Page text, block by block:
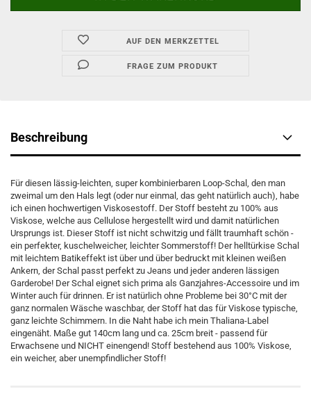
AUF DEN MERKZETTEL
FRAGE ZUM PRODUKT
Beschreibung
Für diesen lässig-leichten, super kombinierbaren Loop-Schal, den man
zweimal um den Hals legt (oder nur einmal, das geht natürlich auch), habe
ich einen hochwertigen Viskosestoff. Der Stoff besteht zu 100% aus
Viskose, welche aus Cellulose hergestellt wird und damit natürlichen
Ursprungs ist. Dieser Stoff ist nicht schwitzig und fällt traumhaft schön -
ein perfekter, kuschelweicher, leichter Sommerstoff! Der helltürkise Schal
mit leichtem Batikeffekt ist über und über bedruckt mit kleinen weißen
Ankern, der Schal passt perfekt zu Jeans und jeder anderen lässigen
Garderobe! Der Schal eignet sich prima als Ganzjahres-Accessoire und im
Winter auch für drinnen. Er ist natürlich ohne Probleme bei 30°C mit der
ganz normalen Wäsche waschbar, der Stoff hat das für Viskose typische,
ganz leichte Schimmern. In die Naht habe ich mein Thaliana-Label
eingenäht. Maße gut 140cm lang und ca. 25cm breit - passend für
Erwachsene und NICHT einengend! Stoff bestehend aus 100% Viskose,
ein weicher, aber unempfindlicher Stoff!